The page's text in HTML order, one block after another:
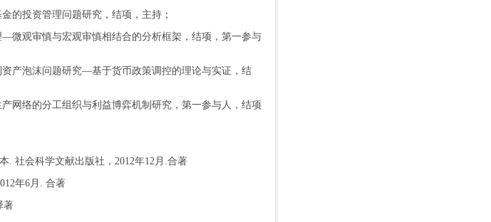
的投资管理问题研究，结项，主持；
—微观审慎与宏观审慎相结合的分析框架，结项，第一参与
产泡沫问题研究—基于货币政策调控的理论与实证，结
网络的分工组织与利益博弈机制研究，第一参与人，结项
. 社会科学文献出版社， 2012年12月 .合著
年6月 . 合著
著